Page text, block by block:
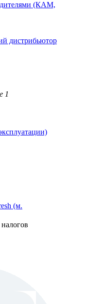
(КАМ,
дистрибьютор
1
(м.